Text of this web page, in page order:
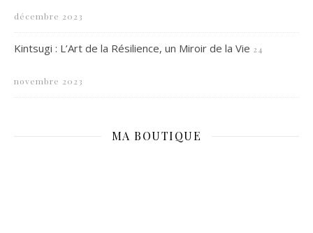
décembre 2023
Kintsugi : L’Art de la Résilience, un Miroir de la Vie 24
novembre 2023
MA BOUTIQUE